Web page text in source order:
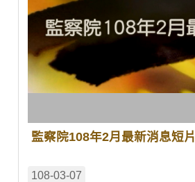
監察院108年2月最新消息短片
108-03-07